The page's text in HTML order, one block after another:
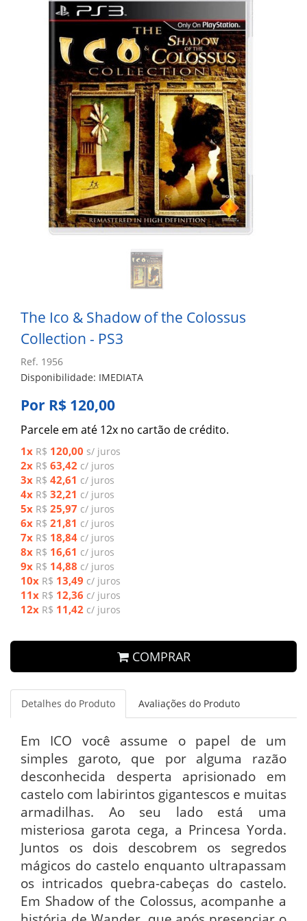
The Ico & Shadow of the Colossus
Collection - PS3
Ref. 1956
Disponibilidade: IMEDIATA
Por R$ 120,00
Parcele em até 12x no cartão de crédito.
1x R$ 120,00 s/ juros
2x R$ 63,42 c/ juros
3x R$ 42,61 c/ juros
4x R$ 32,21 c/ juros
5x R$ 25,97 c/ juros
6x R$ 21,81 c/ juros
7x R$ 18,84 c/ juros
8x R$ 16,61 c/ juros
9x R$ 14,88 c/ juros
10x R$ 13,49 c/ juros
11x R$ 12,36 c/ juros
12x R$ 11,42 c/ juros
COMPRAR
Detalhes do Produto Avaliações do Produto
Em ICO você assume o papel de um
simples garoto, que por alguma razão
desconhecida desperta aprisionado em
castelo com labirintos gigantescos e muitas
armadilhas. Ao seu lado está uma
misteriosa garota cega, a Princesa Yorda.
Juntos os dois descobrem os segredos
mágicos do castelo enquanto ultrapassam
os intricados quebra-cabeças do castelo.
Em Shadow of the Colossus, acompanhe a